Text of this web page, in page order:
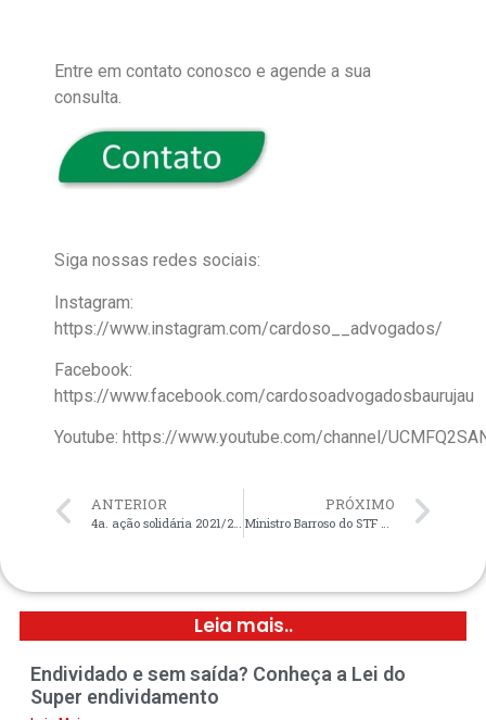
Entre em contato conosco e agende a sua
consulta.
Siga nossas redes sociais:
Instagram:
https://www.instagram.com/cardoso__advogados/
Facebook:
https://www.facebook.com/cardosoadvogadosbaurujau
Youtube: https://www.youtube.com/channel/
ANTERIOR PRÓXIMO
Leia mais..
Endividado e sem saída? Conheça a Lei do
Super endividamento